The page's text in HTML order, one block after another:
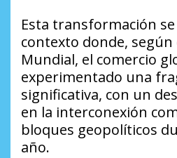
Esta transformación
contexto donde, según
Mundial, el comercio
experimentado una
significativa, con un
en la interconexión
bloques geopolíticos
año.